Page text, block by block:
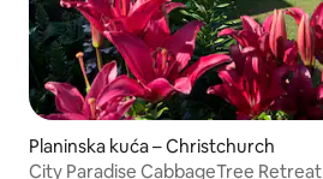
Planinska kuća – Christchurch
City Paradise CabbageTree Retreat